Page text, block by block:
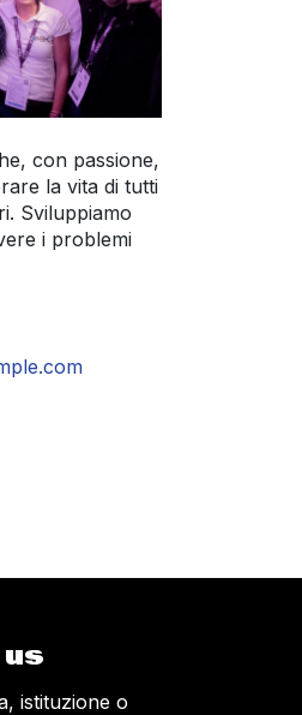
con passione,
la vita di tutti
Sviluppiamo
i problemi
istituzione o